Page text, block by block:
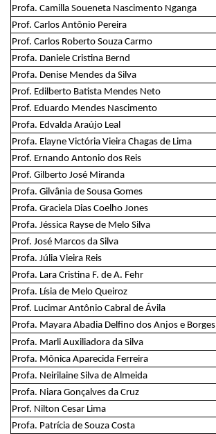
Profa. Camilla Soueneta Nascimento Nganga
Prof. Carlos Antônio Pereira
Prof. Carlos Roberto Souza Carmo
Profa. Daniele Cristina Bernd
Profa. Denise Mendes da Silva
Prof. Edilberto Batista Mendes Neto
Prof. Eduardo Mendes Nascimento
Profa. Edvalda Araújo Leal
Profa. Elayne Victória Vieira Chagas de Lima
Prof. Ernando Antonio dos Reis
Prof. Gilberto José Miranda
Profa. Gilvânia de Sousa Gomes
Profa. Graciela Dias Coelho Jones
Profa. Jéssica Rayse de Melo Silva
Prof. José Marcos da Silva
Profa. Júlia Vieira Reis
Profa. Lara Cristina F. de A. Fehr
Profa. Lísia de Melo Queiroz
Prof. Lucimar Antônio Cabral de Ávila
Profa. Mayara Abadia Delfino dos Anjos e Borges
Profa. Marli Auxiliadora da Silva
Profa. Mônica Aparecida Ferreira
Profa. Neirilaine Silva de Almeida
Profa. Niara Gonçalves da Cruz
Prof. Nilton Cesar Lima
Profa. Patrícia de Souza Costa